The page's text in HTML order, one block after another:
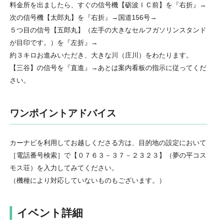
料金所を出ましたら、すぐの信号機【砺波ＩＣ前】を『右折』→
次の信号機【太郎丸】を『右折』→国道156号→
５つ目の信号【五郎丸】（左手の大きなセルフガソリンスタンド
が目印です。）を『左折』→
約３キロお進みいただき、大きな川（庄川）をわたります。
【三谷】の信号を『直進』→あとは案内看板の指示に従ってくだ
さい。
ワンポイントアドバイス
カーナビを利用してお越しくださる方は、目的地の設定において
［電話番号検索］で【０７６３－３７－２３２３】（夢の平コス
モス荘）を入力してみてください。
（機種により対応していないものもございます。）
イベント詳細